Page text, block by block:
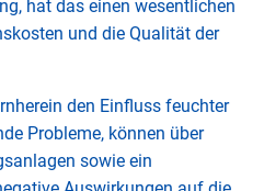
hat das einen wesentlichen
und die Qualität der
den Einfluss feuchter
Probleme, können über
sowie ein